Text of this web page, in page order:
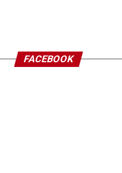
FACEBOOK